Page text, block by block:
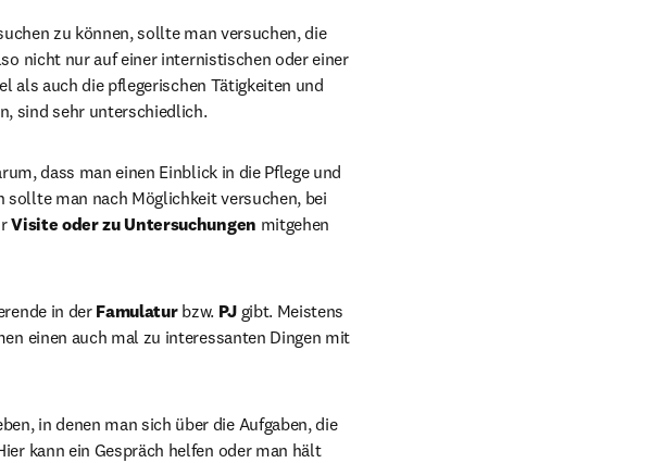
zu können, sollte man versuchen, die
nicht nur auf einer internistischen oder einer
als auch die pflegerischen Tätigkeiten und
sind sehr unterschiedlich.
dass man einen Einblick in die Pflege und
man nach Möglichkeit versuchen, bei
Visite oder zu Untersuchungen mitgehen
in der Famulatur bzw. PJ gibt. Meistens
einen auch mal zu interessanten Dingen mit
in denen man sich über die Aufgaben, die
kann ein Gespräch helfen oder man hält